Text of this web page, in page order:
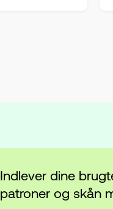
Indlever dine
patroner og skån